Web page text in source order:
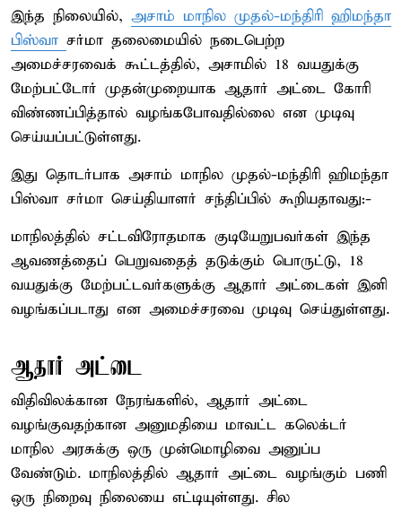
இந்த நிலையில், அசாம் மாநில முதல்-மந்திரி ஹிமந்தா
பிஸ்வா சர்மா தலைமையில் நடைபெற்ற
அமைச்சரவைக் கூட்டத்தில், அசாமில் 18 வயதுக்கு
மேற்பட்டோர் முதன்முறையாக ஆதார் அட்டை கோரி
விண்ணப்பித்தால் வழங்கபோவதில்லை என முடிவு
செய்யப்பட்டுள்ளது.
இது தொடர்பாக அசாம் மாநில முதல்-மந்திரி ஹிமந்தா
பிஸ்வா சர்மா செய்தியாளர் சந்திப்பில் கூறியதாவது:-
மாநிலத்தில் சட்டவிரோதமாக குடியேறுபவர்கள் இந்த
ஆவணத்தைப் பெறுவதைத் தடுக்கும் பொருட்டு, 18
வயதுக்கு மேற்பட்டவர்களுக்கு ஆதார் அட்டைகள் இனி
வழங்கப்படாது என அமைச்சரவை முடிவு செய்துள்ளது.
ஆதார் அட்டை
விதிவிலக்கான நேரங்களில், ஆதார் அட்டை
வழங்குவதற்கான அனுமதியை மாவட்ட கலெக்டர்
மாநில அரசுக்கு ஒரு முன்மொழிவை அனுப்ப
வேண்டும். மாநிலத்தில் ஆதார் அட்டை வழங்கும் பணி
ஒரு நிறைவு நிலையை எட்டியுள்ளது. சில